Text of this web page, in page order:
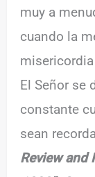
muy a
cuando la
El Señor se
constante
sean
Review and